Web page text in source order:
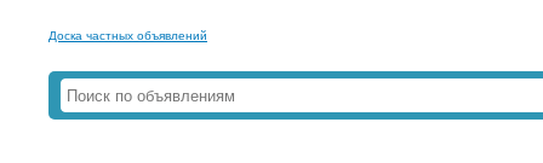
Доска частных объявлений